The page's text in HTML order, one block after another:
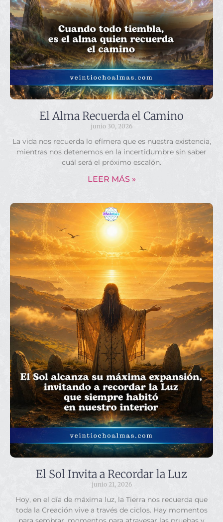
El Alma Recuerda el Camino
junio 30, 2026
La vida nos recuerda lo efímera que es nuestra existencia,
mientras nos detenemos en la incertidumbre sin saber
cuál será el próximo escalón.
LEER MÁS »
El Sol Invita a Recordar la Luz
junio 21, 2026
Hoy, en el día de máxima luz, la Tierra nos recuerda que
toda la Creación vive a través de ciclos. Hay momentos